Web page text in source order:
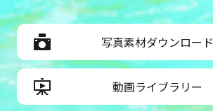
写真素材ダウンロード
動画ライブラリー